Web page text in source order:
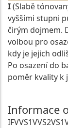
I(Slabě
vyššími stupni
čirým dojmem.
volbou pro
kdy je jejich
Po osazení do
poměr kvality k
Informace
IFVVS1VVS2VS1